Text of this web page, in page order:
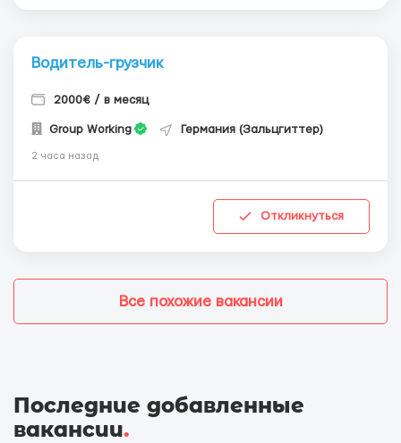
Водитель-грузчик
2000€ / в месяц
Group Working Германия (Зальцгиттер)
2 часа назад
Откликнуться
Все похожие вакансии
Последние добавленные
вакансии.